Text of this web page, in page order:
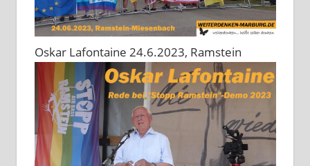
Oskar Lafontaine 24.6.2023, Ramstein